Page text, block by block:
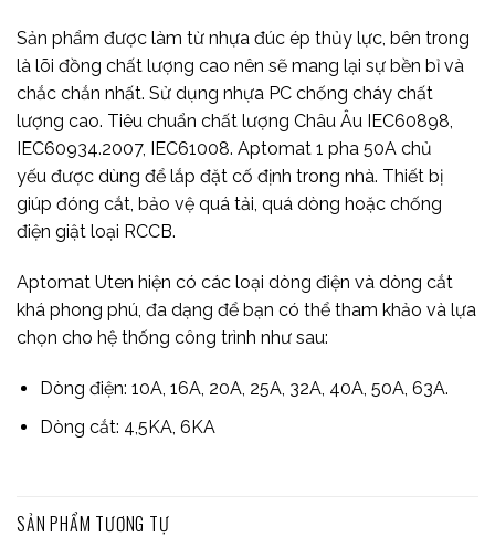
Sản phẩm được làm từ nhựa đúc ép thủy lực, bên trong
là lõi đồng chất lượng cao nên sẽ mang lại sự bền bỉ và
chắc chắn nhất. Sử dụng nhựa PC chống cháy chất
lượng cao. Tiêu chuẩn chất lượng Châu Âu IEC60898,
IEC60934.2007, IEC61008. Aptomat 1 pha 50A chủ
yếu được dùng để lắp đặt cố định trong nhà. Thiết bị
giúp đóng cắt, bảo vệ quá tải, quá dòng hoặc chống
điện giật loại RCCB.
Aptomat Uten hiện có các loại dòng điện và dòng cắt
khá phong phú, đa dạng để bạn có thể tham khảo và lựa
chọn cho hệ thống công trình như sau:
Dòng điện: 10A, 16A, 20A, 25A, 32A, 40A, 50A, 63A.
Dòng cắt: 4,5KA, 6KA
SẢN PHẨM TƯƠNG TỰ